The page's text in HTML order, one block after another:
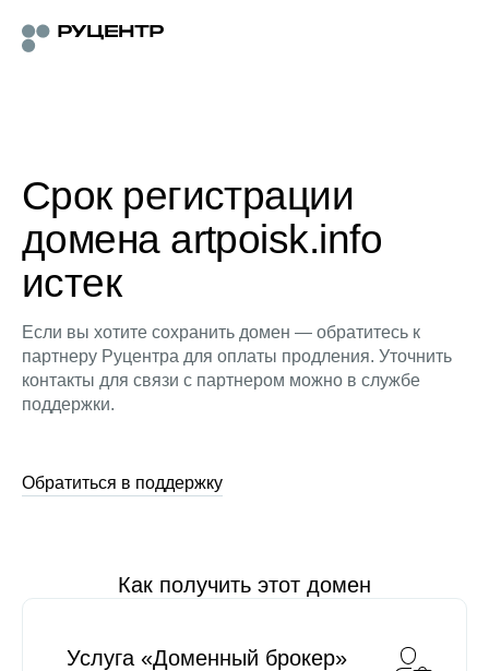
Срок регистрации
домена artpoisk.info
истек
Если вы хотите сохранить домен — обратитесь к
партнеру Руцентра для оплаты продления. Уточнить
контакты для связи с партнером можно в службе
поддержки.
Обратиться в поддержку
Как получить этот домен
Услуга «Доменный брокер»